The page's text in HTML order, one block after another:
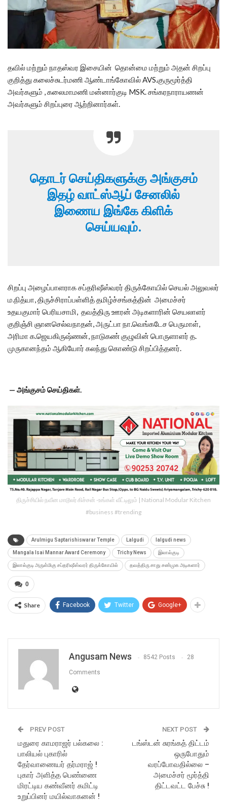
தவில் மற்றும் நாதஸ்வர இசையின் தொன்மை மற்றும் அதன் சிறப்பு
குறித்து கலைச்சுடர்மணி ஆண்டாங்கோவில் AVS.குருமூர்த்தி
அவர்களும் , கலைமாமணி மன்னார்குடி MSK. சங்கரநாராயணன்
அவர்களும் சிறப்புரை ஆற்றினார்கள்.
தொடர் செய்திகளுக்கு அங்குசம்
இதழ் வாட்ஸ்ஆப் சேனலில்
இணைய இங்கே கிளிக்
செய்யவும்.
சிறப்பு அழைப்பாளராக சப்தரிஷீஸ்வரர் திருக்கோயில் செயல் அலுவலர்
ம.நித்யா, திருச்சிராப்பள்ளித் தமிழ்ச்சங்கத்தின் அமைச்சர்
உதயகுமார் பெரியசாமி, தவத்திரு ஊரன் அடிகளாரின் செயலாளர்
குறிஞ்சி ஞானசெல்வநாதன், அருட்பா நா.வெங்கடேச பெருமாள்,
அரிமா க.ஜெயகிருஷ்ணன், நாடுகண் குழுவின் பொருளாளர் த.
முருகானந்தம் ஆகியோர் கலந்து கொண்டு சிறப்பித்தனர்.
— அங்குசம் செய்திகள்.
திருச்சியில் நவீன மாடூலர் கிச்சன் -உங்கள் வீட்டிலும் | National Modular Kitchen
#business #trending
Arulmigu Saptarishiswarar Temple Lalgudi lalgudi news
Mangala Isai Mannar Award Ceremony Trichy News இலால்குடி
இலால்குடி அருள்மிகு சப்தரிஷீஸ்வரர் திருக்கோயில் தவத்திரு சாது சண்முக அடிகளார்
0
Share Facebook Twitter Google+
Angusam News 8542 Posts 28
Comments
PREV POST
மதுரை காமராஜர் பல்கலை :
பாலியல் புகாரில்
தேர்வாணையர் தர்மராஜ் !
புகார் அளித்த பெண்ணை
மிரட்டிய கண்வீனர் கமிட்டி
உறுப்பினர் மயில்வாகனன் !
NEXT POST
டங்ஸ்டன் சுரங்கத் திட்டம்
ஒருபோதும்
வரப்போவதில்லை –
அமைச்சர் மூர்த்தி
திட்டவட்ட பேச்சு !